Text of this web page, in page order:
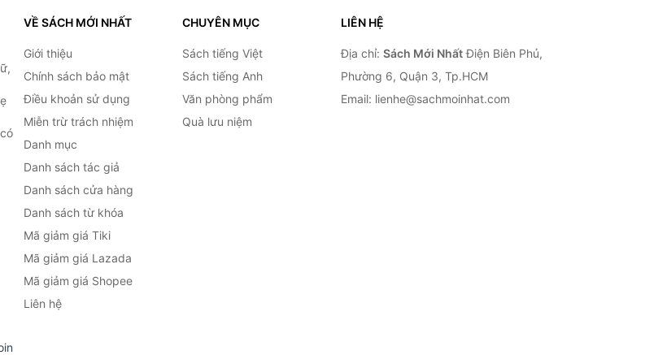
VỀ SÁCH MỚI NHẤT
Giới thiệu
Chính sách bảo mật
Điều khoản sử dụng
Miễn trừ trách nhiệm
Danh mục
Danh sách tác giả
Danh sách cửa hàng
Danh sách từ khóa
Mã giảm giá Tiki
Mã giảm giá Lazada
Mã giảm giá Shopee
Liên hệ
CHUYÊN MỤC
Sách tiếng Việt
Sách tiếng Anh
Văn phòng phẩm
Quà lưu niệm
LIÊN HỆ
Địa chỉ: Sách Mới NhấtĐiện Biên Phủ,
Phường 6, Quận 3, Tp.HCM
Email: lienhe@sachmoinhat.com